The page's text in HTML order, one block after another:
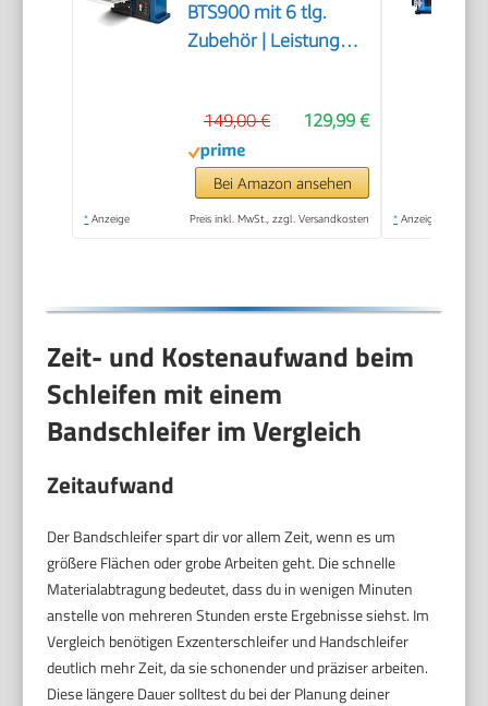
BTS900 mit 6 tlg.
Zubehör | Leistung
Schleifbandlänge/-
breite 915x100mm |
Tischneigung 0°–45° |
Gussmaterial-
129,99 €
149,00 €
Bei Amazon ansehen
* Anzeige Preis inkl. MwSt., zzgl. Versandkosten * Anzeige
Zeit- und Kostenaufwand beim
Schleifen mit einem
Bandschleifer im Vergleich
Zeitaufwand
Der Bandschleifer spart dir vor allem Zeit, wenn es um
größere Flächen oder grobe Arbeiten geht. Die schnelle
Materialabtragung bedeutet, dass du in wenigen Minuten
anstelle von mehreren Stunden erste Ergebnisse siehst. Im
Vergleich benötigen Exzenterschleifer und Handschleifer
deutlich mehr Zeit, da sie schonender und präziser arbeiten.
Diese längere Dauer solltest du bei der Planung deiner